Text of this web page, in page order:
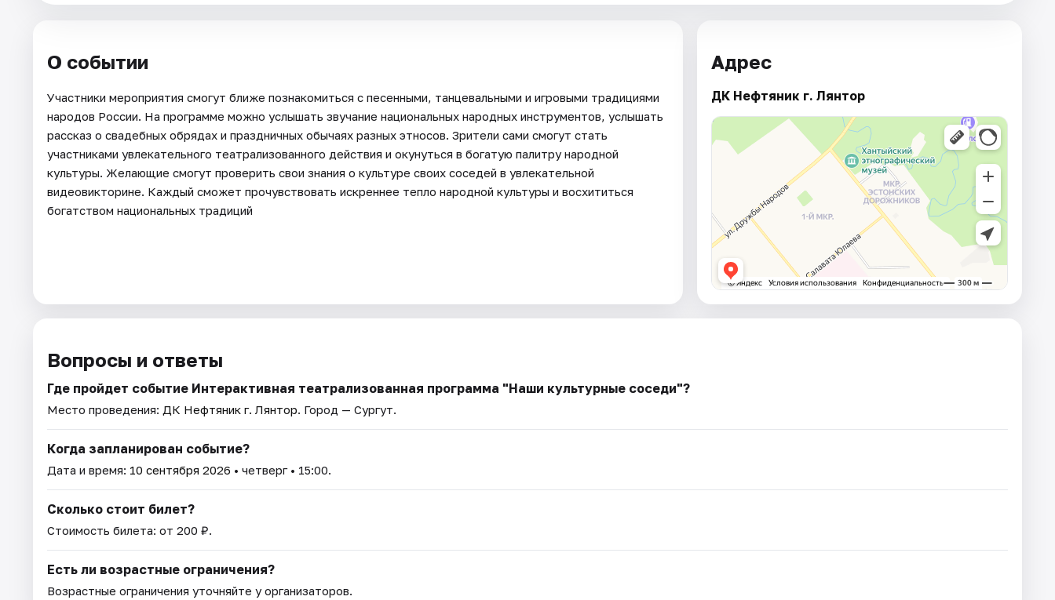
О событии
Участники мероприятия смогут ближе познакомиться с песенными, танцевальными и игровыми традициями
народов России. На программе можно услышать звучание национальных народных инструментов, услышать
рассказ о свадебных обрядах и праздничных обычаях разных этносов. Зрители сами смогут стать
участниками увлекательного театрализованного действия и окунуться в богатую палитру народной
культуры. Желающие смогут проверить свои знания о культуре своих соседей в увлекательной
видеовикторине. Каждый сможет прочувствовать искреннее тепло народной культуры и восхититься
богатством национальных традиций
Адрес
ДК Нефтяник г. Лянтор
Вопросы и ответы
Где пройдет событие Интерактивная театрализованная программа "Наши культурные соседи"?
Место проведения: ДК Нефтяник г. Лянтор. Город — Сургут.
Когда запланирован событие?
Дата и время: 10 сентября 2026 • четверг • 15:00.
Сколько стоит билет?
Стоимость билета: от 200 ₽.
Есть ли возрастные ограничения?
Возрастные ограничения уточняйте у организаторов.